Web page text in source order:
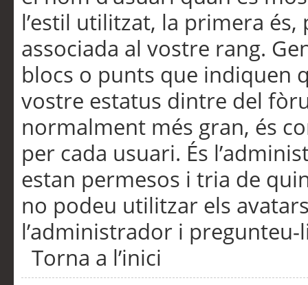
l’estil utilitzat, la primera
associada al vostre rang.
blocs o punts que indiquen
vostre estatus dintre del
normalment més gran, és
per cada usuari. És
estan permesos i tria de
no podeu utilitzar els
l’administrador i pregunteu-
Torna a l’inici